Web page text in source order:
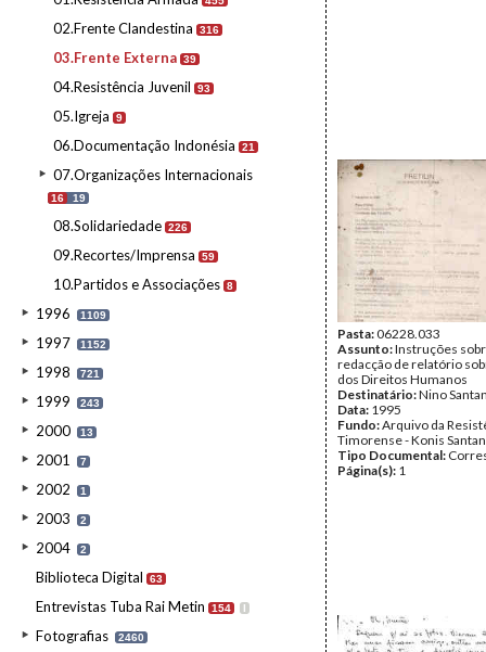
02.Frente Clandestina 316
03.Frente Externa 39
04.Resistência Juvenil 93
05.Igreja 9
06.Documentação Indonésia 21
07.Organizações Internacionais
16 19
08.Solidariedade 226
09.Recortes/Imprensa 59
10.Partidos e Associações 8
1996 1109
1997 1152
1998 721
1999 243
2000 13
2001 7
2002 1
2003 2
2004 2
Biblioteca Digital 63
Entrevistas Tuba Rai Metin 154 I
Fotografias 2460
Pasta:06228.033
Assunto:Instruções
redacção de relatório
dos Direitos Humanos
Destinatário:Nino
Data: 1995
Fundo:Arquivo da
Timorense - Konis
Tipo Documental:
Página(s): 1